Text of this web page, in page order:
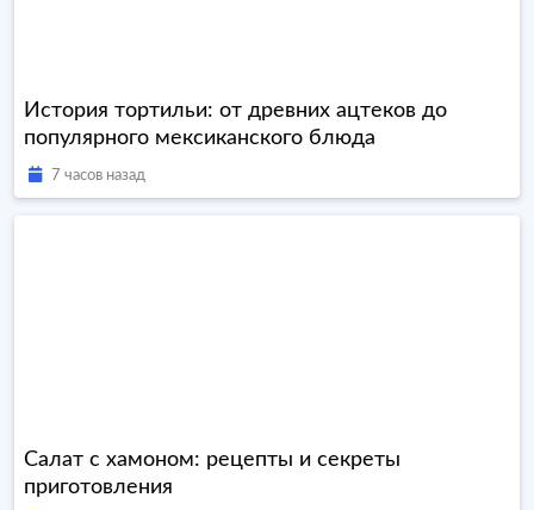
История тортильи: от древних ацтеков до
популярного мексиканского блюда
7 часов назад
Салат с хамоном: рецепты и секреты
приготовления